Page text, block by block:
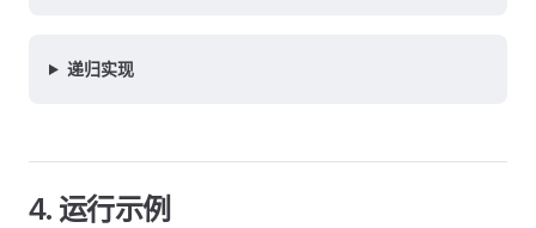
递归实现
4. 运行示例